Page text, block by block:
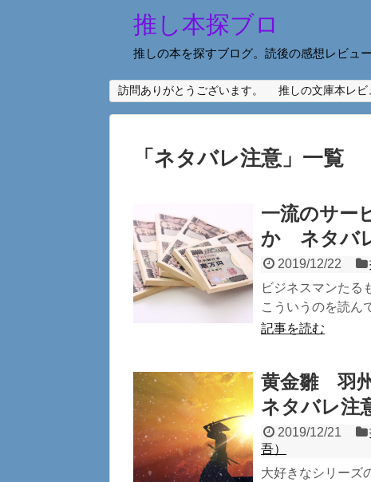
推し本探ブロ
推しの本を探すブログ。読後の感想レビュー
訪問ありがとうございます。 推しの文庫本レビ
「 ネタバレ注意 」 一覧
一流のサー
か ネタバ
2019/12/22
ビジネスマンたる
こういうのを読ん
記事を読む
黄金雛 羽
ネタバレ注
2019/12/21
吾）
大好きなシリーズ